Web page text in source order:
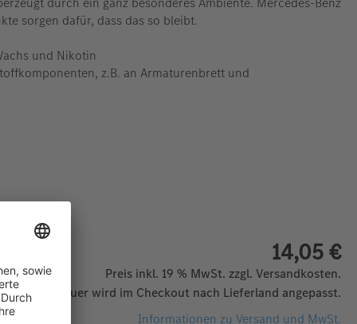
sorgen dafür, dass das so bleibt.
und Nikotin
z.B. an Armaturenbrett und
14,05 €
Preis inkl. 19 % MwSt. zzgl. Versandkosten.
wird im Checkout nach Lieferland angepasst.
Informationen zu Versand und MwSt.